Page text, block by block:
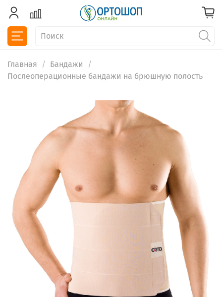
Главная
Бандажи
Послеоперационные бандажи на брюшную полость